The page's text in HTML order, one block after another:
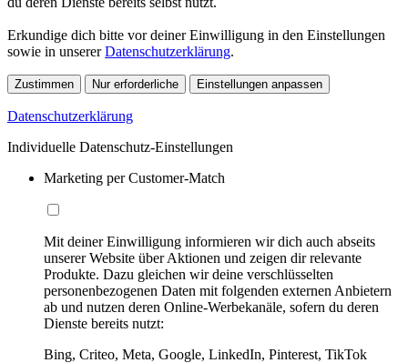
Erkundige dich bitte vor deiner Einwilligung in den Einstellungen
sowie in unsererDatenschutzerklärung.
Zustimmen Nur erforderliche Einstellungen anpassen
Datenschutzerklärung
Individuelle Datenschutz-Einstellungen
Marketing per Customer-Match
Mit deiner Einwilligung informieren wir dich auch abseits
unserer Website über Aktionen und zeigen dir relevante
Produkte. Dazu gleichen wir deine verschlüsselten
personenbezogenen Daten mit folgenden externen Anbietern
ab und nutzen deren Online-Werbekanäle, sofern du deren
Dienste bereits nutzt:
Bing, Criteo, Meta, Google, LinkedIn, Pinterest, TikTok